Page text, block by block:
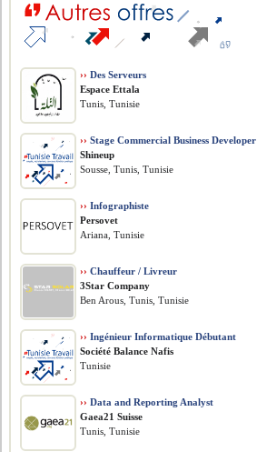
›› Des Serveurs
Espace Ettala
Tunis, Tunisie
›› Stage Commercial Business Developer
Shineup
Sousse, Tunis, Tunisie
›› Infographiste
Persovet
Ariana, Tunisie
›› Chauffeur / Livreur
3Star Company
Ben Arous, Tunis, Tunisie
›› Ingénieur Informatique Débutant
Société Balance Nafis
Tunisie
›› Data and Reporting Analyst
Gaea21 Suisse
Tunis, Tunisie